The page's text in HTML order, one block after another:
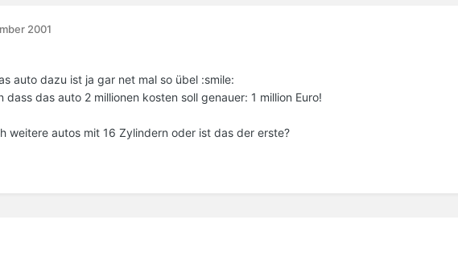
2001
auto dazu ist ja gar net mal so übel :smile:
dass das auto 2 millionen kosten soll genauer: 1 million Euro!
weitere autos mit 16 Zylindern oder ist das der erste?